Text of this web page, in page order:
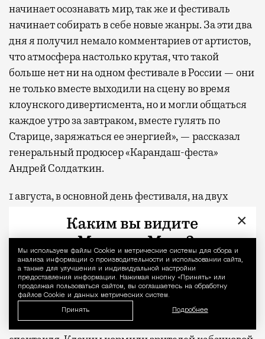
Уведомление
Мы используем файлы Сookie и метрические системы для сбора и
анализа информации о производительности и использовании сайта,
а также для улучшения и индивидуальной настройки
предоставления информации. Нажимая кнопку «Принять» или
продолжая пользоваться сайтом, вы соглашаетесь на обработку
файлов Cookie и данных метрических систем.
Принять Подробнее
начинает осознавать мир, так же и фестиваль
начинает собирать в себе новые жанры. За эти два
дня я получил немало комментариев от артистов,
что атмосфера настолько крутая, что такой
больше нет ни на одном фестивале в России — они
не только вместе выходили на сцену во время
клоунского дивертисмента, но и могли общаться
каждое утро за завтраком, вместе гулять по
Старице, заряжаться ее энергией», — рассказал
генеральный продюсер «Карандаш-феста»
Андрей Солдаткин.
1 августа, в основной день фестиваля, на двух
отечественной клоунады, и самые актуальные
баню» театра «Неболет» в один момент на сцене
оказалась целая толпа детей. А «Гамлет» с
артистами театра «Около» в постановке
номинантки «Золотой маски» Саши Толстошевой
был построен на деконструкции самой идеи
×